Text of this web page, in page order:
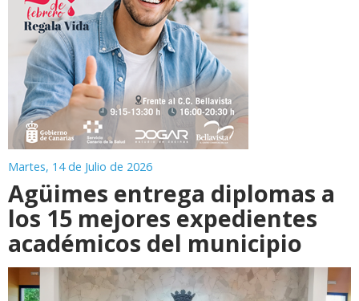
Martes, 14 de Julio de 2026
Agüimes entrega diplomas a
los 15 mejores expedientes
académicos del municipio